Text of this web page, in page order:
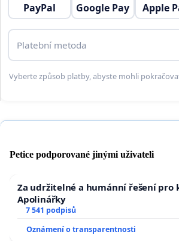
PayPal Google Pay Apple
Platební metoda
Vyberte způsob platby, abyste mohli
Petice podporované jinými uživateli
Za udržitelné a humánní řešení pro
Apolinářky
7 541 podpisů
Oznámení o transparentnosti